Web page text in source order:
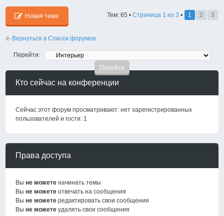
Новая тема Тем: 65 • Страница 1 из 3 • 1 2 3
Вернуться в Список форумов
Перейти:
Кто сейчас на конференции
Сейчас этот форум просматривают: нет зарегистрированных
пользователей и гости: 1
Права доступа
Выне можете начинать темы
Выне можете отвечать на сообщения
Выне можете редактировать свои сообщения
Выне можете удалять свои сообщения